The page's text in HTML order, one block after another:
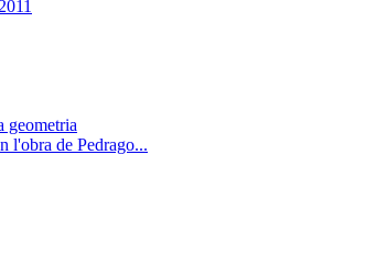
geometria
l'obra de Pedrago...